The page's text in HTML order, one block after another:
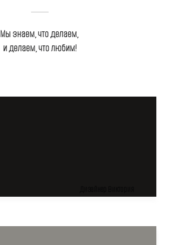
Мы знаем, что делаем,
и делаем, что любим!